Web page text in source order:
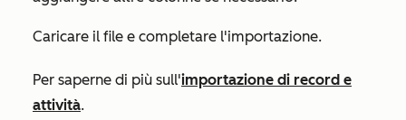
Caricare il file e completare l'importazione.
Per saperne di più sull'importazione di record e
attività.